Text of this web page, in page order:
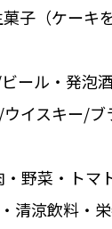
子（ケーキ
ル・発泡
イスキー/ブ
野菜・トマ
清涼飲料・